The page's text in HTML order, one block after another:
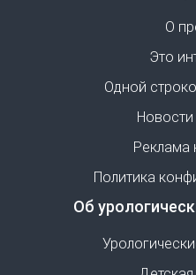
О
Это
Одной
Новости
Реклама
Политика
Об